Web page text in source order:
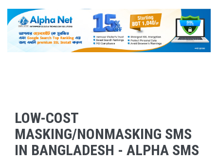
LOW-COST
MASKING/NONMASKING SMS
IN BANGLADESH - ALPHA SMS